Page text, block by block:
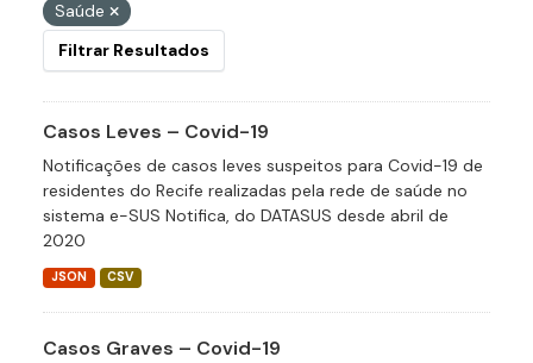
Saúde
Filtrar Resultados
Casos Leves – Covid-19
Notificações de casos leves suspeitos para Covid-19 de
residentes do Recife realizadas pela rede de saúde no
sistema e-SUS Notifica, do DATASUS desde abril de
2020
JSON CSV
Casos Graves – Covid-19